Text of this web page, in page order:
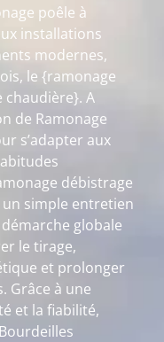
poêle à
installations
modernes,
le {ramonage
A
de Ramonage
s’adapter aux
débistrage
un simple entretien
globale
le tirage,
et prolonger
Grâce à une
et la fiabilité,